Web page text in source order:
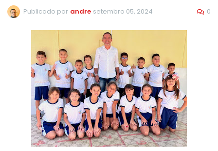
Publicado por andre setembro 05, 2024 0